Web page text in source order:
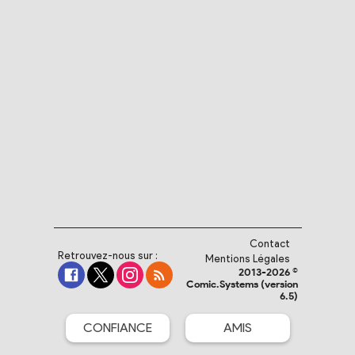
Retrouvez-nous sur :
Contact
Mentions Légales
2013-2026 ©
Comic.Systems (version
6.5)
CONFIANCE AMIS